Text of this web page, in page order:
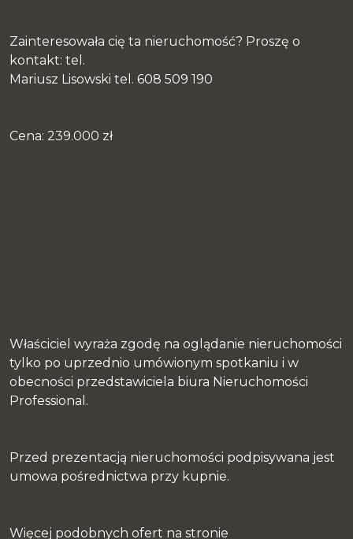
Zainteresowała cię ta nieruchomość? Proszę o
kontakt: tel.
Mariusz Lisowski tel. 608 509 190
Cena: 239.000 zł
Właściciel wyraża zgodę na oglądanie nieruchomości
tylko po uprzednio umówionym spotkaniu i w
obecności przedstawiciela biura Nieruchomości
Professional.
Przed prezentacją nieruchomości podpisywana jest
umowa pośrednictwa przy kupnie.
Więcej podobnych ofert na stronie